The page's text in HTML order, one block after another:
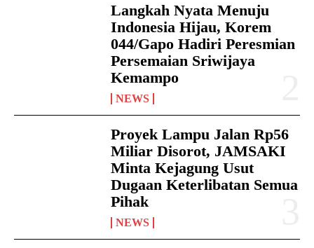
Langkah Nyata Menuju
Indonesia Hijau, Korem
044/Gapo Hadiri Peresmian
Persemaian Sriwijaya
Kemampo
NEWS
Proyek Lampu Jalan Rp56
Miliar Disorot, JAMSAKI
Minta Kejagung Usut
Dugaan Keterlibatan Semua
Pihak
NEWS